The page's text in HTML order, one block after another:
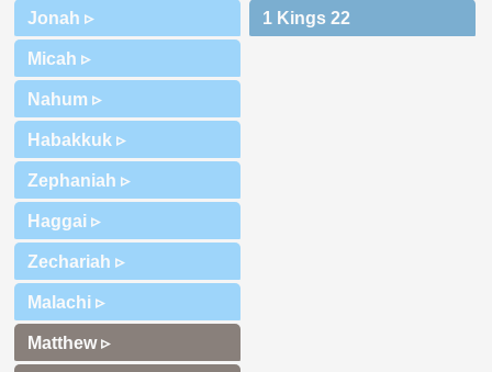
Jonah ▹
Micah ▹
Nahum ▹
Habakkuk ▹
Zephaniah ▹
Haggai ▹
Zechariah ▹
Malachi ▹
Matthew ▹